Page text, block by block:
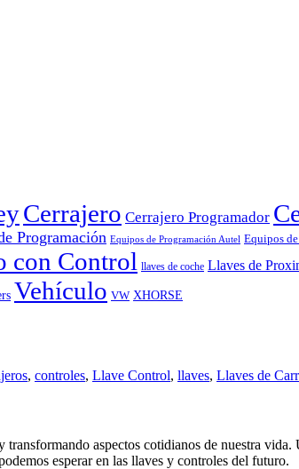
Cerrajero Cerrajero Programador
Programación Equipos de Programación Autel Equipos
con Control llaves de coche Llaves de
Vehículo VW XHORSE
, controles, Llave Control, llaves, Llaves de
aspectos cotidianos de nuestra
esperar en las llaves y controles del futuro.